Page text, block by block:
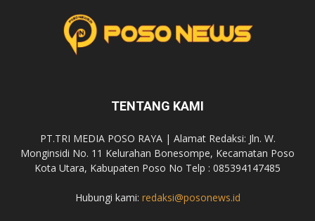
TENTANG KAMI
PT.TRI MEDIA POSO RAYA | Alamat Redaksi: Jln. W.
Monginsidi No. 11 Kelurahan Bonesompe, Kecamatan Poso
Kota Utara, Kabupaten Poso No Telp : 085394147485
Hubungi kami: redaksi@posonews.id